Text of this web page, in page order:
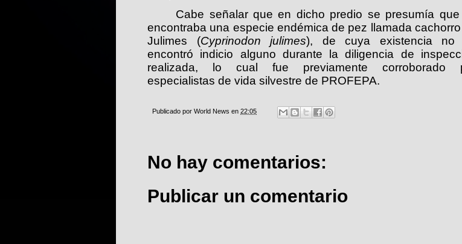
Cabe señalar que en dicho predio se presumía
encontraba una especie endémica de pez llamada
Julimes (Cyprinodon julimes), de cuya existencia no
encontró indicio alguno durante la diligencia de
realizada, lo cual fue previamente corroborado
especialistas de vida silvestre de PROFEPA.
Publicado por World News en 22:05
No hay comentarios:
Publicar un comentario